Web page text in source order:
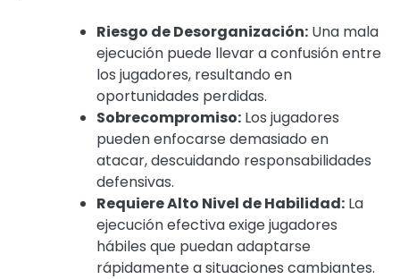
Riesgo de Desorganización: Una mala
ejecución puede llevar a confusión entre
los jugadores, resultando en
oportunidades perdidas.
Sobrecompromiso: Los jugadores
pueden enfocarse demasiado en
atacar, descuidando responsabilidades
defensivas.
Requiere Alto Nivel de Habilidad: La
ejecución efectiva exige jugadores
hábiles que puedan adaptarse
rápidamente a situaciones cambiantes.